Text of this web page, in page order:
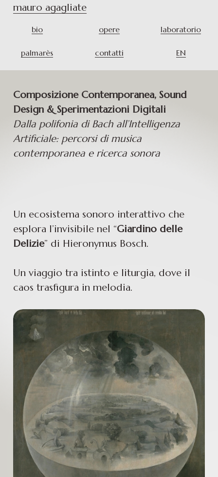
mauro agagliate
bio opere laboratorio
palmarès contatti EN
Composizione Contemporanea, Sound
Design & Sperimentazioni Digitali
Dalla polifonia di Bach all’Intelligenza
Artificiale: percorsi di musica
contemporanea e ricerca sonora
Un ecosistema sonoro interattivo che
esplora l’invisibile nel “Giardino delle
Delizie” di Hieronymus Bosch.
Un viaggio tra istinto e liturgia, dove il
caos trasfigura in melodia.